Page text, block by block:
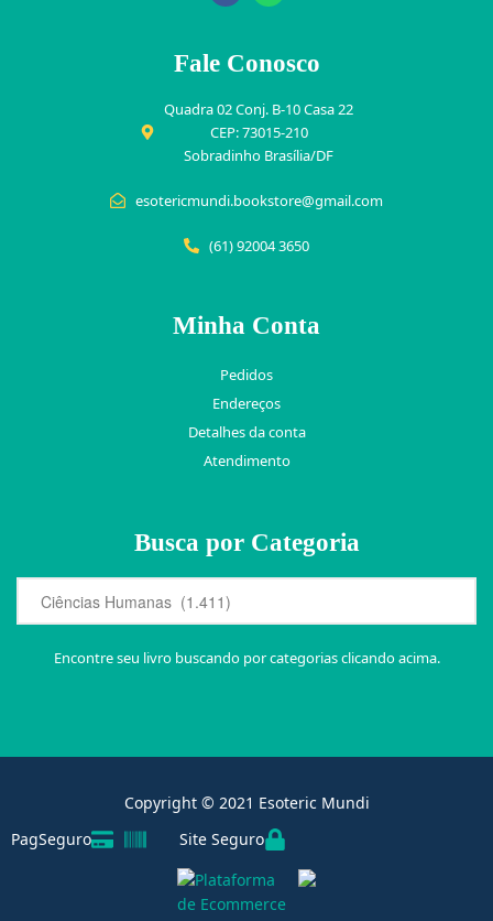
Fale Conosco
Quadra 02 Conj. B-10 Casa 22
CEP: 73015-210
Sobradinho Brasília/DF
esotericmundi.bookstore@gmail.com
(61) 92004 3650
Minha Conta
Pedidos
Endereços
Detalhes da conta
Atendimento
Busca por Categoria
Encontre seu livro buscando por categorias clicando acima.
Copyright © 2021 Esoteric Mundi
PagSeguro
Site Seguro